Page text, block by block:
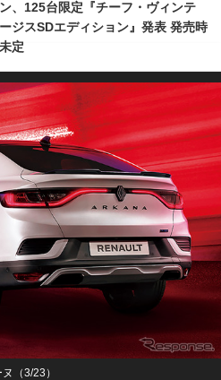
、125台限定『チーフ・ヴィンテ
ジスSDエディション』発表 発売時
定
（3/23）